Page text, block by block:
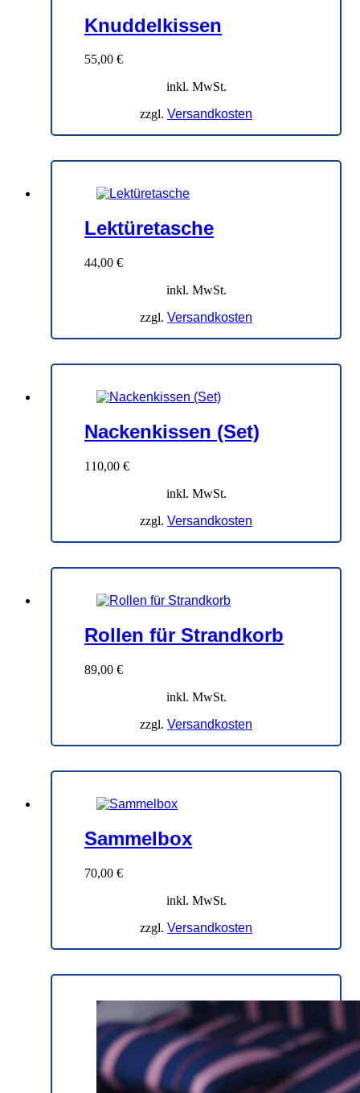
Knuddelkissen
55,00 €
inkl. MwSt.
zzgl. Versandkosten
Lektüretasche
44,00 €
inkl. MwSt.
zzgl. Versandkosten
Nackenkissen (Set)
110,00 €
inkl. MwSt.
zzgl. Versandkosten
Rollen für Strandkorb
89,00 €
inkl. MwSt.
zzgl. Versandkosten
Sammelbox
70,00 €
inkl. MwSt.
zzgl. Versandkosten